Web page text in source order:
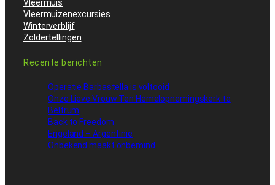
Vleermuis
Vleermuizenexcursies
Winterverblijf
Zoldertellingen
Recente berichten
Operatie Barbastella is voltooid
Onze Lieve Vrouw Ten Hemelopnemingskerk te
Beltrum
Back to Freedom
Engeland – Argentinië
Onbekend maakt onbemind